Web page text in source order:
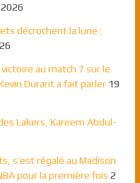
décrochent la lune ;
au match 7 sur le
Durant a fait parler 19
Lakers, Kareem Abdul-
s’est régalé au Madison
pour la première fois 2